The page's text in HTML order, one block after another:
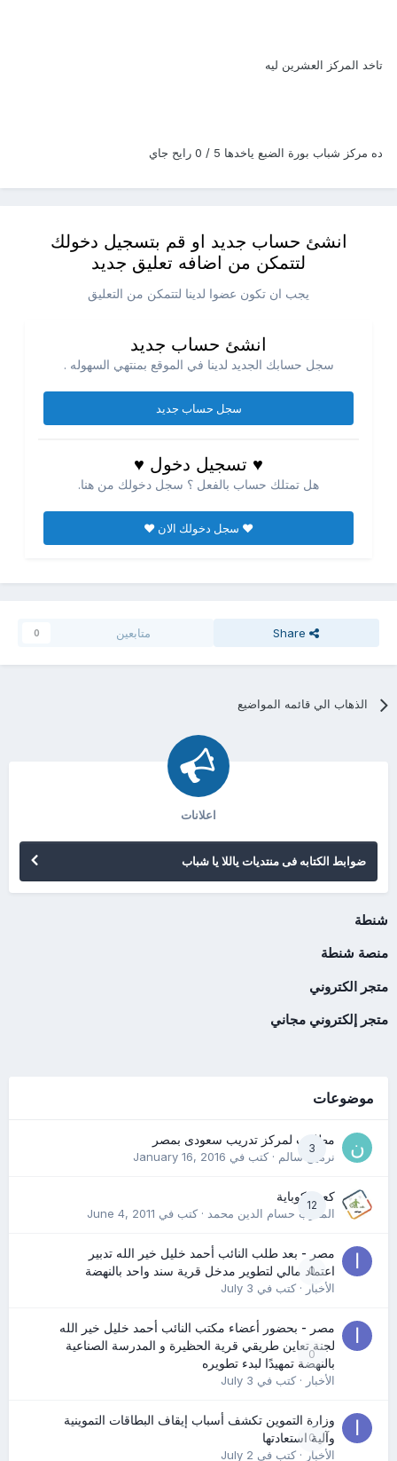
تاخد المركز العشرين ليه
ده مركز شباب بورة الضبع ياخدها 5 / 0 رايح جاي
انشئ حساب جديد او قم بتسجيل دخولك
لتتمكن من اضافه تعليق جديد
يجب ان تكون عضوا لدينا لتتمكن من التعليق
انشئ حساب جديد
سجل حسابك الجديد لدينا في الموقع بمنتهي السهوله .
سجل حساب جديد
♥ تسجيل دخول ♥
هل تمتلك حساب بالفعل ؟ سجل دخولك من هنا.
♥ سجل دخولك الان ♥
Share متابعين 0
الذهاب الي قائمه المواضيع
اعلانات
ضوابط الكتابه فى منتديات ياللا يا شباب
شنطة
منصة شنطة
متجر الكتروني
متجر إلكتروني مجاني
موضوعات
3
مطلوب لمركز تدريب سعودى بمصر
نرمين سالم· كتب في January 16, 2016
12
كعب كوباية
المدرب حسام الدين محمد· كتب في June 4, 2011
0
مصر - بعد طلب النائب أحمد خليل خير الله تدبير
اعتماد مالي لتطوير مدخل قرية سند واحد بالنهضة
الأخبار· كتب في July 3
0
مصر - بحضور أعضاء مكتب النائب أحمد خليل خير الله
لجنة تعاين طريقي قرية الحظيرة و المدرسة الصناعية
بالنهضة تمهيدًا لبدء تطويره
الأخبار· كتب في July 3
0
وزارة التموين تكشف أسباب إيقاف البطاقات التموينية
وآلية استعادتها
الأخبار· كتب في July 2